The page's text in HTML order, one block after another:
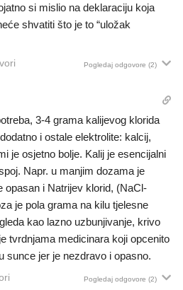
si mislio na deklaraciju koja
shvatiti što je to “uložak
Pogledaj odgovore (2)
3-4 grama kalijevog klorida
i ostale elektrolite: kalcij,
je osjetno bolje. Kalij je esencijalni
Napr. u manjim dozama je
opasan i Natrijev klorid, (NaCl-
je pola grama na kilu tjelesne
kao lazno uzbunjivanje, krivo
tvrdnjama medicinara koji opcenito
sunce jer je nezdravo i opasno.
Pogledaj odgovore (2)